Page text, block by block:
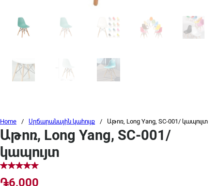
Home / Սրճարանային կահույք / Աթոռ, Long Yang, SC-001/ կապույտ
Աթոռ, Long Yang, SC-001/
կապույտ
֏6,000